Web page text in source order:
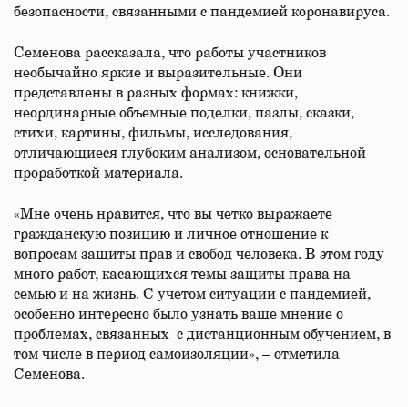
безопасности, связанными с пандемией коронавируса.
Семенова рассказала, что работы участников
необычайно яркие и выразительные. Они
представлены в разных формах: книжки,
неординарные объемные поделки, пазлы, сказки,
стихи, картины, фильмы, исследования,
отличающиеся глубоким анализом, основательной
проработкой материала.
«Мне очень нравится, что вы четко выражаете
гражданскую позицию и личное отношение к
вопросам защиты прав и свобод человека. В этом году
много работ, касающихся темы защиты права на
семью и на жизнь. С учетом ситуации с пандемией,
особенно интересно было узнать ваше мнение о
проблемах, связанных с дистанционным обучением, в
том числе в период самоизоляции», – отметила
Семенова.